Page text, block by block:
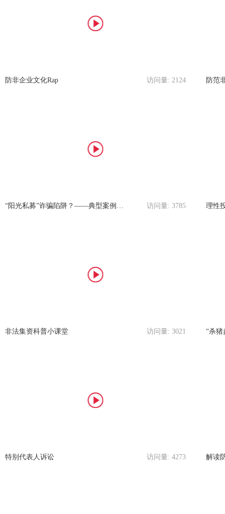
防非企业文化Rap 访问量: 2124 防范
“阳光私募”诈骗陷阱？——典型案例分享 访问量: 3785 理性
非法集资科普小课堂 访问量: 3021 “杀猪
特别代表人诉讼 访问量: 4273 解读